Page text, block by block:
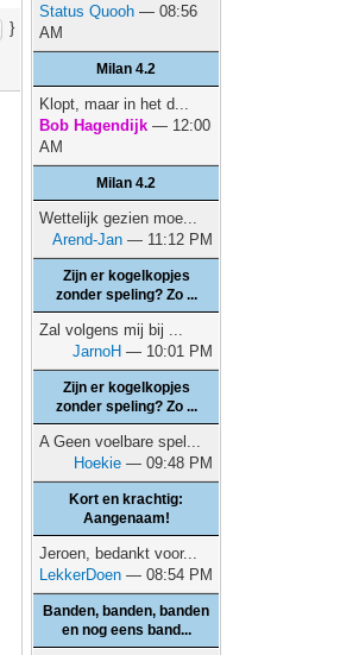
}
Status Quooh — 08:56
AM
Milan 4.2
Klopt, maar in het d...
Bob Hagendijk — 12:00
AM
Milan 4.2
Wettelijk gezien moe...
Arend-Jan — 11:12 PM
Zijn er kogelkopjes
zonder speling? Zo ...
Zal volgens mij bij ...
JarnoH — 10:01 PM
Zijn er kogelkopjes
zonder speling? Zo ...
A Geen voelbare spel...
Hoekie — 09:48 PM
Kort en krachtig:
Aangenaam!
Jeroen, bedankt voor...
LekkerDoen — 08:54 PM
Banden, banden, banden
en nog eens band...